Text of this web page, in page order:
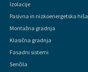
Izolacije
Pasivna in nizkoenergetska hiša
Montažna gradnja
Klasična gradnja
Fasadni sistemi
Senčila